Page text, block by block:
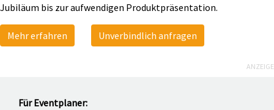
Jubiläum bis zur aufwendigen Produktpräsentation.
Mehr erfahren Unverbindlich anfragen
ANZEIGE
Für Eventplaner: